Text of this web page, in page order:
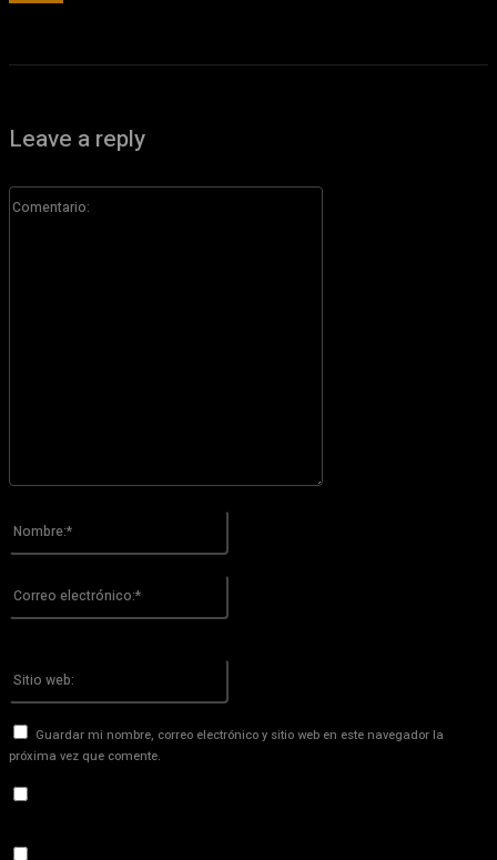
Leave a reply
Comentario:
Nombre:*
Correo
Sitio
Guardar mi nombre, correo electrónico y sitio web en este navegador la
próxima vez que comente.